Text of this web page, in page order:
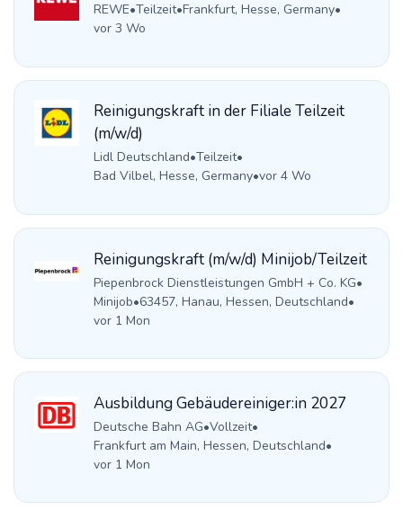
REWE•Teilzeit•Frankfurt, Hesse, Germany•
vor 3 Wo
Reinigungskraft in der Filiale Teilzeit
(m/w/d)
Lidl Deutschland•Teilzeit•
Bad Vilbel, Hesse, Germany•vor 4 Wo
Reinigungskraft (m/w/d) Minijob/Teilzeit
Piepenbrock Dienstleistungen GmbH + Co. KG•
Minijob•63457, Hanau, Hessen, Deutschland•
vor 1 Mon
Ausbildung Gebäudereiniger:in 2027
Deutsche Bahn AG•Vollzeit•
Frankfurt am Main, Hessen, Deutschland•
vor 1 Mon